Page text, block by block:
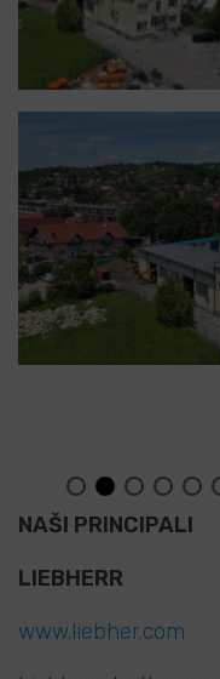
NAŠI PRINCIPALI
LIEBHERR
www.liebher.com